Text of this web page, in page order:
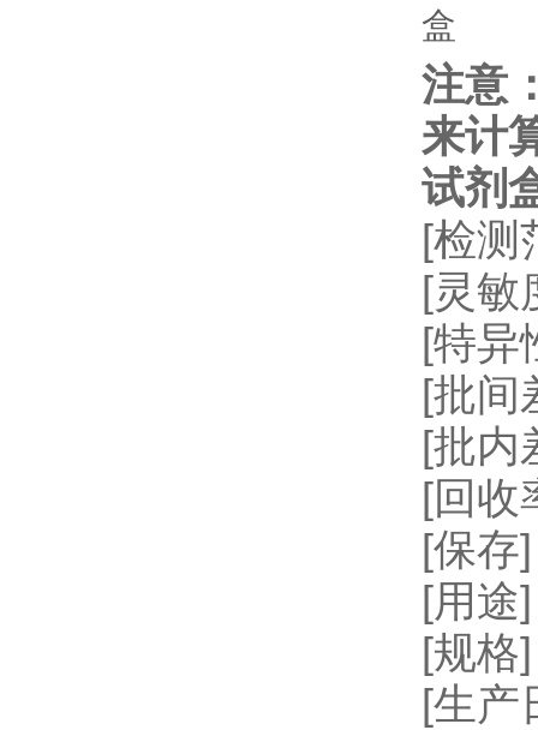
注意
来计
试剂
[检测
[灵敏
[特异
[批间
[批内
[回收
[保存
[用途
[规格
[生产